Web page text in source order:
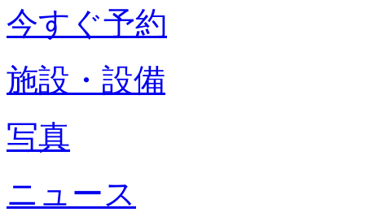
今すぐ予約
施設・設備
写真
ニュース